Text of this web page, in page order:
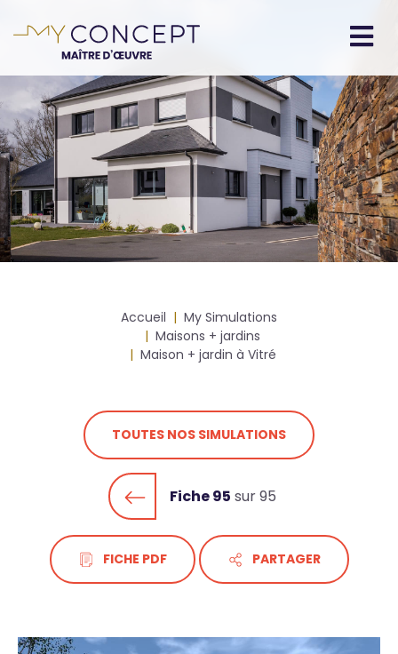
au
principal
principale
d'Ariane
Accueil
My Simulations
Maisons + jardins
Maison + jardin à Vitré
TOUTES NOS SIMULATIONS
Fiche 95 sur 95
FICHE PDF PARTAGER